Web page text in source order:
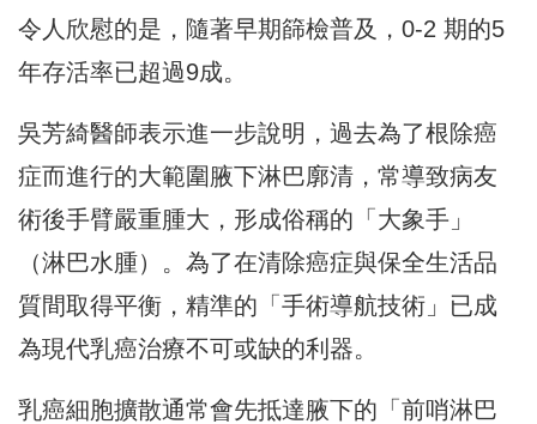
令人欣慰的是，隨著早期篩檢普及，0-2 期的5
年存活率已超過9成。
吳芳綺醫師表示進一步說明，過去為了根除癌
症而進行的大範圍腋下淋巴廓清，常導致病友
術後手臂嚴重腫大，形成俗稱的「大象手」
（淋巴水腫）。為了在清除癌症與保全生活品
質間取得平衡，精準的「手術導航技術」已成
為現代乳癌治療不可或缺的利器。
乳癌細胞擴散通常會先抵達腋下的「前哨淋巴